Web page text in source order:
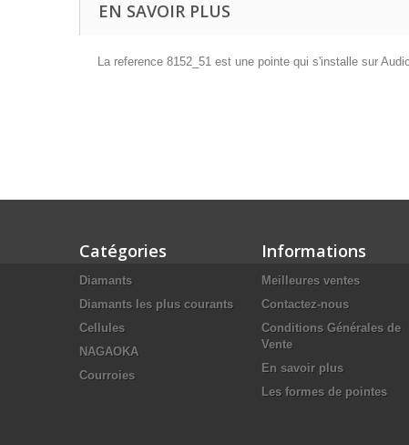
EN SAVOIR PLUS
La reference 8152_51 est une pointe qui s'installe sur
Catégories
Diamants
Diamants les plus courants
Cellules
NAGAOKA
Courroies
Informations
Meilleures ventes
Contactez-nous
Conditions Générales de
Vente
En savoir plus
Les formes de pointes